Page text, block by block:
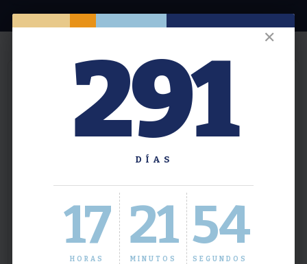
✕
291
DÍAS
17
HORAS
21
MINUTOS
54
SEGUNDOS